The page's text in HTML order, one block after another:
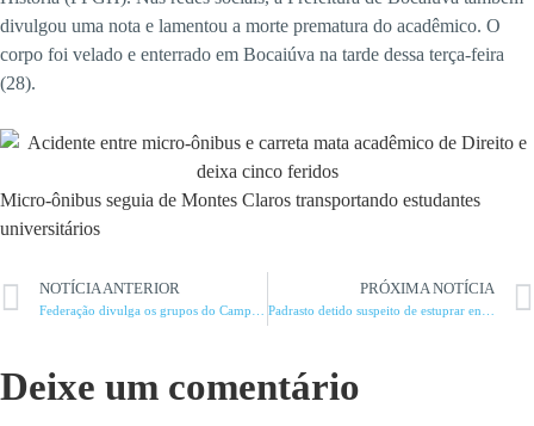
divulgou uma nota e lamentou a morte prematura do acadêmico. O
corpo foi velado e enterrado em Bocaiúva na tarde dessa terça-feira
(28).
Micro-ônibus seguia de Montes Claros transportando estudantes
universitários
NOTÍCIA ANTERIOR PRÓXIMA NOTÍCIA
Deixe um comentário